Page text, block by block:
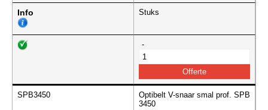
Info Stuks
-
SPB3450
Optibelt V-snaar smal prof. SPB
3450